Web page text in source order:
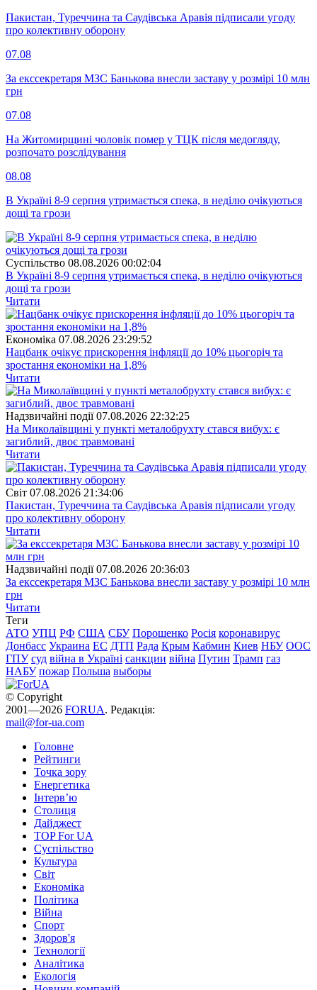
Пакистан, Туреччина та Саудівська Аравія підписали угоду
про колективну оборону
07.08
За екссекретаря МЗС Банькова внесли заставу у розмірі 10 млн
грн
07.08
На Житомирщині чоловік помер у ТЦК після медогляду,
розпочато розслідування
08.08
В Україні 8-9 серпня утримається спека, в неділю очікуються
дощі та грози
Суспiльство 08.08.2026 00:02:04
В Україні 8-9 серпня утримається спека, в неділю очікуються
дощі та грози
Читати
Економіка 07.08.2026 23:29:52
Нацбанк очікує прискорення інфляції до 10% цьогоріч та
зростання економіки на 1,8%
Читати
Надзвичайні події 07.08.2026 22:32:25
На Миколаївщині у пункті металобрухту стався вибух: є
загиблий, двоє травмовані
Читати
Свiт 07.08.2026 21:34:06
Пакистан, Туреччина та Саудівська Аравія підписали угоду
про колективну оборону
Читати
Надзвичайні події 07.08.2026 20:36:03
За екссекретаря МЗС Банькова внесли заставу у розмірі 10 млн
грн
Читати
Теги
АТО УПЦ РФ США СБУ Порошенко Росія коронавирус
Донбасс Украина ЕС ДТП Рада Крым Кабмин Киев НБУ ООС
ГПУ суд війна в Україні санкции війна Путин Трамп газ
НАБУ пожар Польша выборы
© Copyright
2001—2026 FORUA. Редакція:
mail@for-ua.com
Головне
Рейтинги
Точка зору
Енергетика
Інтерв’ю
Столиця
Дайджест
TOP For UA
Суспiльство
Культура
Світ
Економіка
Політика
Війна
Спорт
Здоров'я
Технології
Аналітика
Екологія